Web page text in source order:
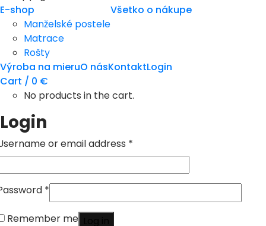
E-shop
Manželské postele
Matrace
Rošty
Všetko o nákupe
Výroba na mieruO násKontaktLogin
Cart / 0 €
No products in the cart.
Login
or email address *
*
Remember me